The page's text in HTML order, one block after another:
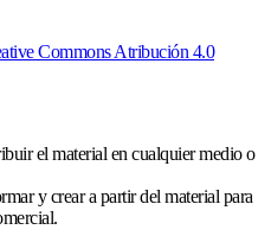
Commons Atribución 4.0
el material en cualquier medio o
y crear a partir del material para